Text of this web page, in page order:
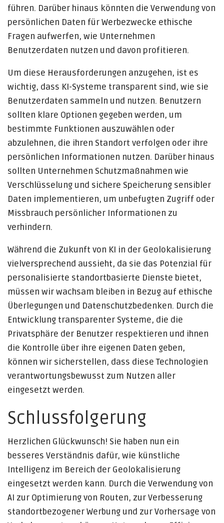
führen. Darüber hinaus könnten die Verwendung von
persönlichen Daten für Werbezwecke ethische
Fragen aufwerfen, wie Unternehmen
Benutzerdaten nutzen und davon profitieren.
Um diese Herausforderungen anzugehen, ist es
wichtig, dass KI-Systeme transparent sind, wie sie
Benutzerdaten sammeln und nutzen. Benutzern
sollten klare Optionen gegeben werden, um
bestimmte Funktionen auszuwählen oder
abzulehnen, die ihren Standort verfolgen oder ihre
persönlichen Informationen nutzen. Darüber hinaus
sollten Unternehmen Schutzmaßnahmen wie
Verschlüsselung und sichere Speicherung sensibler
Daten implementieren, um unbefugten Zugriff oder
Missbrauch persönlicher Informationen zu
verhindern.
Während die Zukunft von KI in der Geolokalisierung
vielversprechend aussieht, da sie das Potenzial für
personalisierte standortbasierte Dienste bietet,
müssen wir wachsam bleiben in Bezug auf ethische
Überlegungen und Datenschutzbedenken. Durch die
Entwicklung transparenter Systeme, die die
Privatsphäre der Benutzer respektieren und ihnen
die Kontrolle über ihre eigenen Daten geben,
können wir sicherstellen, dass diese Technologien
verantwortungsbewusst zum Nutzen aller
eingesetzt werden.
Schlussfolgerung
Herzlichen Glückwunsch! Sie haben nun ein
besseres Verständnis dafür, wie künstliche
Intelligenz im Bereich der Geolokalisierung
eingesetzt werden kann. Durch die Verwendung von
AI zur Optimierung von Routen, zur Verbesserung
standortbezogener Werbung und zur Vorhersage von